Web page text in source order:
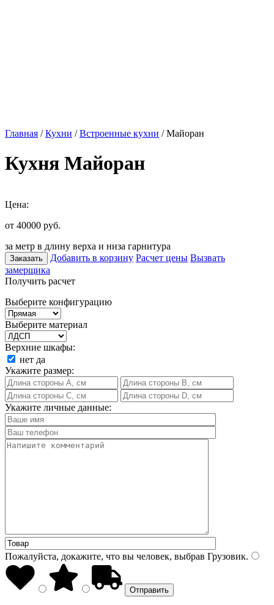
Главная /Кухни /Встроенные кухни / Майоран
Кухня Майоран
Цена:
от 40000 руб.
за метр в длину верха и низа гарнитура
Заказать Добавить в корзину Расчет цены Вызвать
замерщика
Получить расчет
Выберите конфигурацию
Выберите материал
Верхние шкафы:
нет да
Укажите размер:
Укажите личные данные:
Пожалуйста, докажите, что вы человек, выбрав Грузовик.